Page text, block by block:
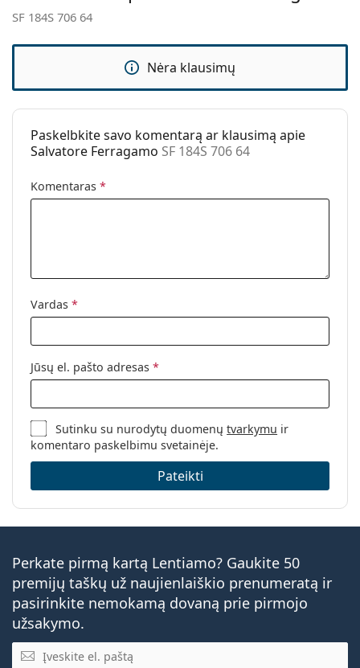
Kodas:
SF 184S 706 64
SF 184S 706 64
Nėra klausimų
Paskelbkite savo komentarą ar klausimą apie
Salvatore Ferragamo SF 184S 706 64
Komentaras *
Vardas *
Jūsų el. pašto adresas *
Sutinku su nurodytų duomenųtvarkymu ir
komentaro paskelbimu svetainėje.
Pateikti
Perkate pirmą kartą Lentiamo? Gaukite 50
premijų taškų už naujienlaiškio prenumeratą ir
pasirinkite nemokamą dovaną prie pirmojo
užsakymo.
El. pašto adresas